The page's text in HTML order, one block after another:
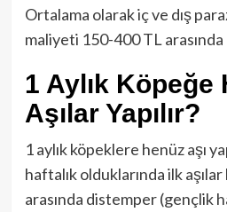
Ortalama olarak iç ve dış
maliyeti 150-400 TL
1 Aylık Köpeğe
Aşılar Yapılır?
1 aylık köpeklere henüz aşı
haftalık olduklarında ilk
arasında distemper (gençlik